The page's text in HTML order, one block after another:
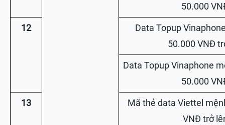
50.000
12
Data Topup
50.000 VNĐ
Data Topup Vinaphone
50.000
13
Mã thẻ data Viettel
VNĐ trở